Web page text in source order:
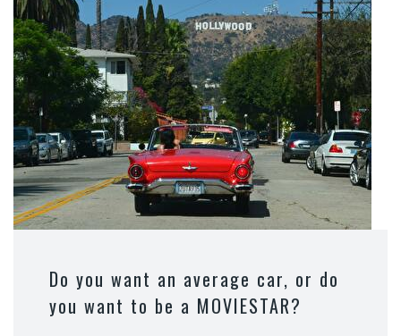
Do you want an average car, or do
you want to be a MOVIESTAR?